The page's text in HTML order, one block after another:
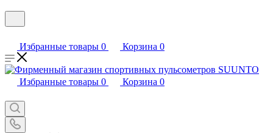
Избранные товары 0 Корзина 0
Избранные товары 0 Корзина 0